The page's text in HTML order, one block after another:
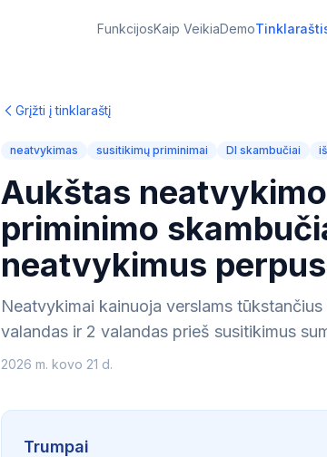
FunkcijosKaip VeikiaDemo
Grįžti į tinklaraštį
neatvykimas susitikimų priminimai DI skambučiai
Aukštas
priminimo
neatvykimus perpus
Neatvykimai kainuoja verslams
valandas ir 2 valandas prieš susitikimus
2026 m. kovo 21 d.
Trumpai